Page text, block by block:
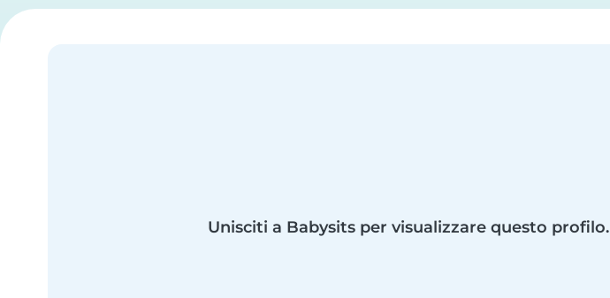
Unisciti a Babysits per visualizzare questo profilo.